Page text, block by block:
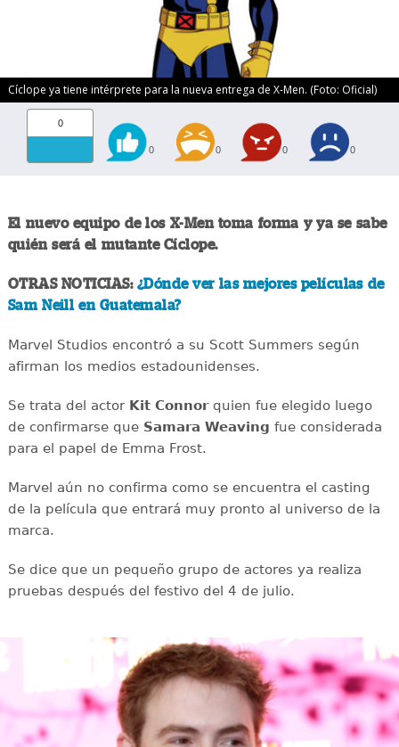
Cíclope ya tiene intérprete para la nueva entrega de X-Men. (Foto: Oficial)
0
0 0 0 0
El nuevo equipo de los X-Men toma forma y ya se sabe
quién será el mutante Cíclope.
OTRAS NOTICIAS:¿Dónde ver las mejores películas de
Sam Neill en Guatemala?
Marvel Studios encontró a su Scott Summers según
afirman los medios estadounidenses.
Se trata del actor Kit Connorquien fue elegido luego
de confirmarse que Samara Weaving fue considerada
para el papel de Emma Frost.
Marvel aún no confirma como se encuentra el casting
de la película que entrará muy pronto al universo de la
marca.
Se dice que un pequeño grupo de actores ya realiza
pruebas después del festivo del 4 de julio.